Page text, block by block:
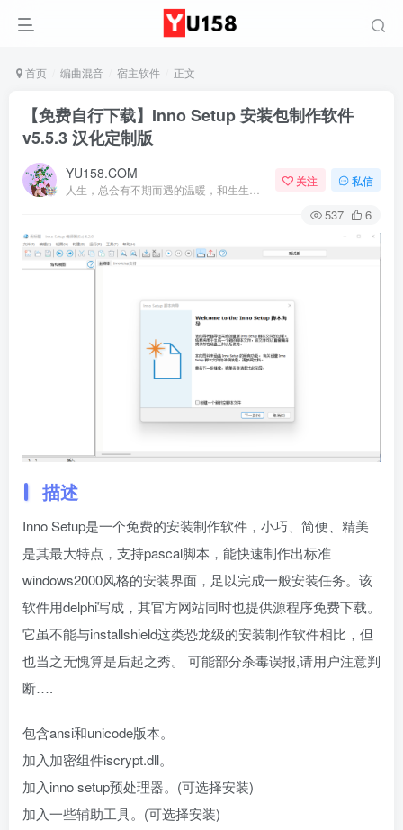
首页 编曲混音 宿主软件 正文
【免费自行下载】Inno Setup 安装包制作软件
v5.5.3 汉化定制版
YU158.COM 关注 私信
537 6
描述
Inno Setup是一个免费的安装制作软件，小巧、简便、精美
是其最大特点，支持pascal脚本，能快速制作出标准
windows2000风格的安装界面，足以完成一般安装任务。该
软件用delphi写成，其官方网站同时也提供源程序免费下载。
它虽不能与installshield这类恐龙级的安装制作软件相比，但
也当之无愧算是后起之秀。 可能部分杀毒误报,请用户注意判
断….
包含ansi和unicode版本。
加入加密组件iscrypt.dll。
加入inno setup预处理器。(可选择安装)
加入一些辅助工具。(可选择安装)